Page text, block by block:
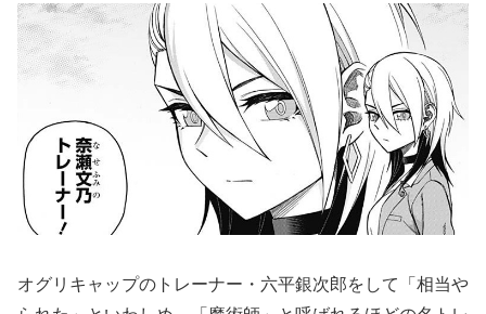
オグリキャップのトレーナー・六平銀次郎をして「相当や